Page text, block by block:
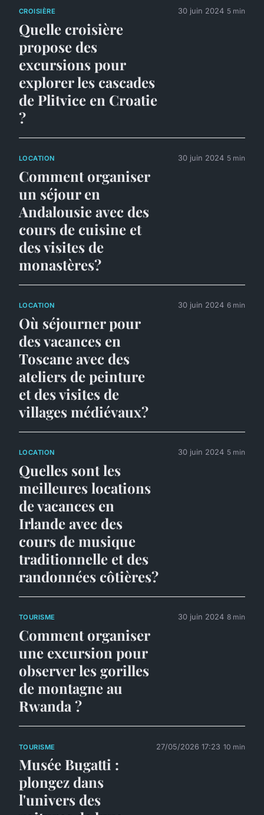
CROISIÈRE
Quelle croisière
propose des
excursions pour
explorer les cascades
de Plitvice en Croatie
?
30 juin 2024 5 min
LOCATION
Comment organiser
un séjour en
Andalousie avec des
cours de cuisine et
des visites de
monastères?
30 juin 2024 5 min
LOCATION
Où séjourner pour
des vacances en
Toscane avec des
ateliers de peinture
et des visites de
villages médiévaux?
30 juin 2024 6 min
LOCATION
Quelles sont les
meilleures locations
de vacances en
Irlande avec des
cours de musique
traditionnelle et des
randonnées côtières?
30 juin 2024 5 min
TOURISME
Comment organiser
une excursion pour
observer les gorilles
de montagne au
Rwanda ?
30 juin 2024 8 min
TOURISME
Musée Bugatti :
plongez dans
l'univers des
27/05/2026 17:23 10 min